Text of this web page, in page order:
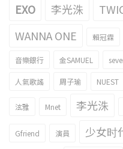
EXO 李光洙
WANNA ONE 賴冠霖
音樂銀行 金SAMUEL
人氣歌謠 周子瑜 NUEST
泫雅 Mnet 李光洙
Gfriend 演員 少女时